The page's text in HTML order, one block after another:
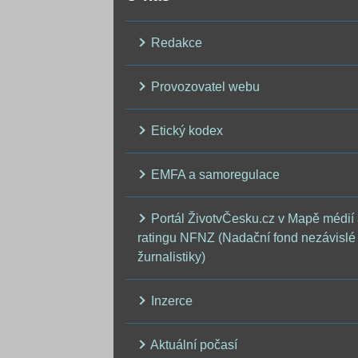
Redakce
Provozovatel webu
Etický kodex
EMFA a samoregulace
Portál ŽivotvČesku.cz v Mapě médií
ratingu NFNZ (Nadační fond nezávislé
žurnalistiky)
Inzerce
Aktuální počasí